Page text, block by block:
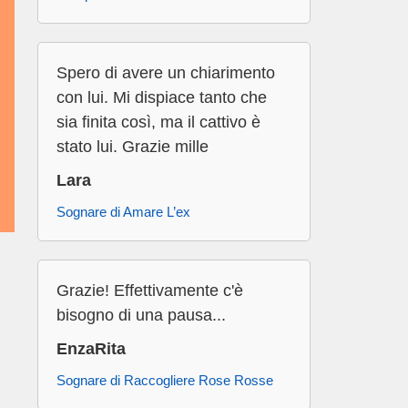
Spero di avere un chiarimento
con lui. Mi dispiace tanto che
sia finita così, ma il cattivo è
stato lui. Grazie mille
Lara
Sognare di Amare L’ex
Grazie! Effettivamente c'è
bisogno di una pausa...
EnzaRita
Sognare di Raccogliere Rose Rosse